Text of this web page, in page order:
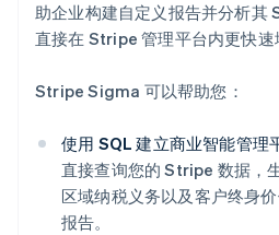
助企业构建自定义报告并分析其
直接在 Stripe 管理平台内更快速
Stripe Sigma 可以帮助您：
使用 SQL 建立商业智能管理
直接查询您的 Stripe 数据，
区域纳税义务以及客户终身
报告。